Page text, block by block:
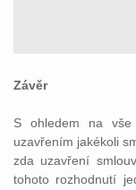
Závěr
S ohledem na vše
uzavřením jakékoli
zda uzavření
tohoto rozhodnutí